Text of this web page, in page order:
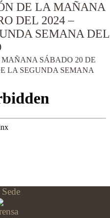
DE LA MAÑANA
DEL 2024 –
SEMANA DEL
SÁBADO 20 DE
LA SEGUNDA SEMANA